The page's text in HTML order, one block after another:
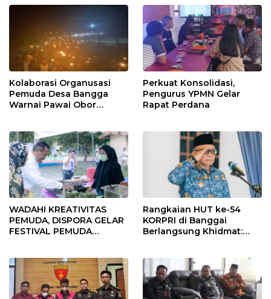
Kolaborasi Organusasi
Pemuda Desa Bangga
Warnai Pawai Obor
Perkuat Konsolidasi,
Pengurus YPMN Gelar
Rapat Perdana
WADAHI KREATIVITAS
PEMUDA, DISPORA GELAR
FESTIVAL PEMUDA
Rangkaian HUT ke-54
KORPRI di Banggai
Berlangsung Khidmat: